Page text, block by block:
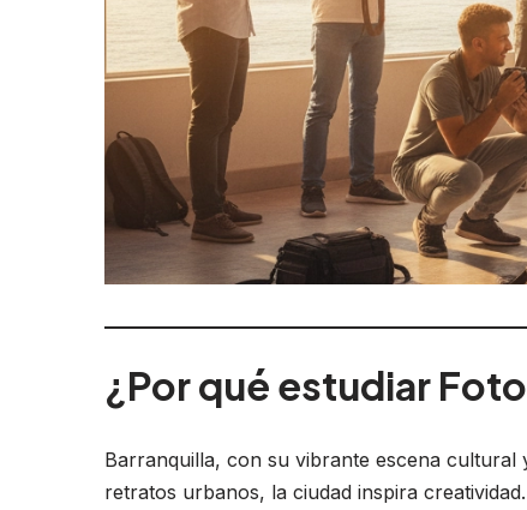
¿Por qué estudiar
Barranquilla, con su vibrante escena
retratos urbanos, la ciudad inspira